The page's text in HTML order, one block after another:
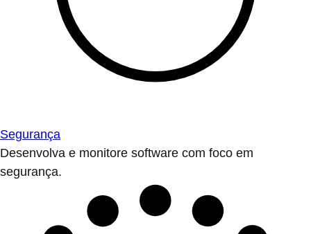
Segurança
Desenvolva e monitore software com foco em
segurança.